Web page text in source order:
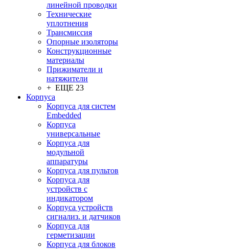
линейной проводки
Технические
уплотнения
Трансмиссия
Опорные изоляторы
Конструкционные
материалы
Прижиматели и
натяжители
+ ЕЩЕ 23
Корпуса
Корпуса для систем
Embedded
Корпуса
универсальные
Корпуса для
модульной
аппаратуры
Корпуса для пультов
Корпуса для
устройств с
индикатором
Корпуса устройств
сигнализ. и датчиков
Корпуса для
герметизации
Корпуса для блоков